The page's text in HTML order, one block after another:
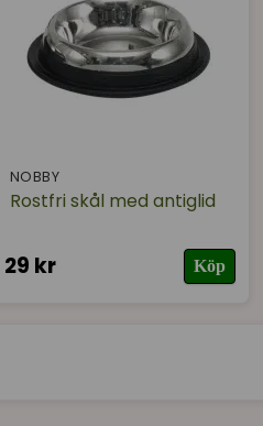
NOBBY
Rostfri skål med antiglid
29 kr Köp